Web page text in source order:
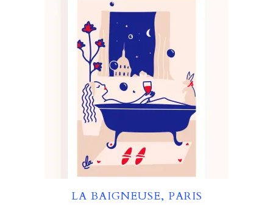
LA BAIGNEUSE, PARIS